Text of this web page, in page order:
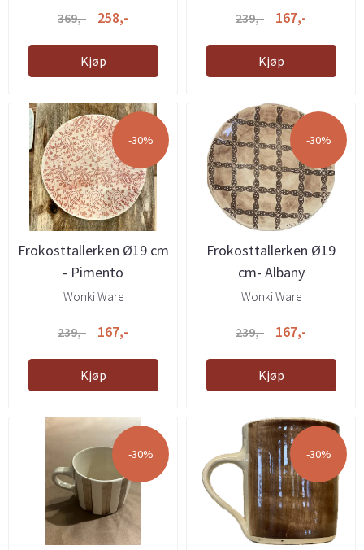
369,- 258,-
Kjøp
239,- 167,-
Kjøp
-30%
Frokosttallerken Ø19 cm
- Pimento
Wonki Ware
239,- 167,-
Kjøp
-30%
Frokosttallerken Ø19
cm- Albany
Wonki Ware
239,- 167,-
Kjøp
-30% -30%